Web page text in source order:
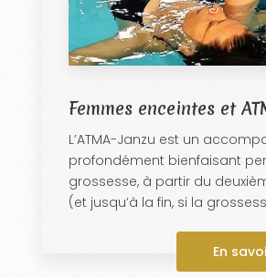
Femmes enceintes et
L’ATMA-Janzu est un
profondément bienfaisant
grossesse, à partir du
(et jusqu’à la fin, si la
En